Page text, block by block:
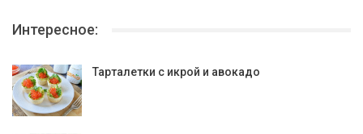
Интересное:
Тарталетки с икрой и авокадо